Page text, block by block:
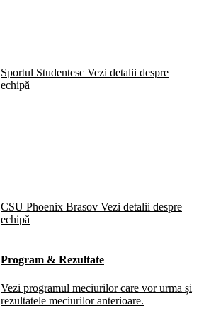
Sportul Studentesc Vezi detalii despre
echipă
CSU Phoenix Brasov Vezi detalii despre
echipă
Program & Rezultate
Vezi programul meciurilor care vor urma și
rezultatele meciurilor anterioare.